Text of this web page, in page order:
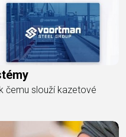
čemu slouží kazetové